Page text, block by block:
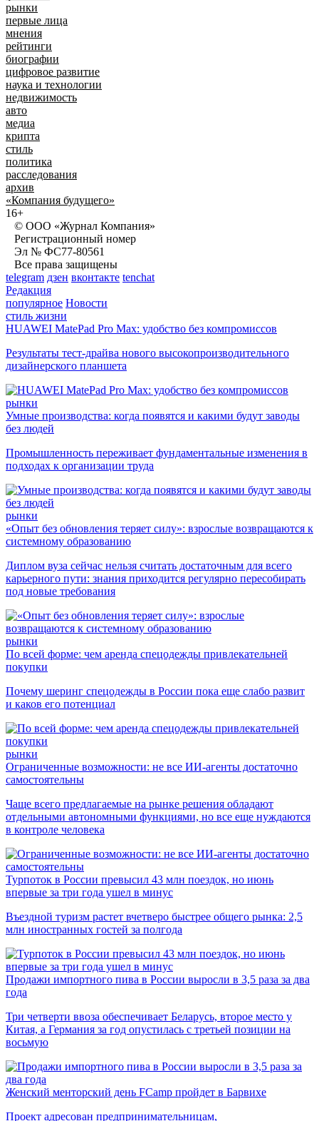
рынки
первые лица
мнения
рейтинги
биографии
цифровое развитие
наука и технологии
недвижимость
авто
медиа
крипта
стиль
политика
расследования
архив
«Компания будущего»
16+
© ООО «Журнал Компания»
Регистрационный номер
Эл № ФС77-80561
Все права защищены
telegram дзен вконтакте tenchat
Редакция
популярное Новости
стиль жизни
HUAWEI MatePad Pro Max: удобство без компромиссов
Результаты тест-драйва нового высокопроизводительного
дизайнерского планшета
рынки
Умные производства: когда появятся и какими будут заводы
без людей
Промышленность переживает фундаментальные изменения в
подходах к организации труда
рынки
«Опыт без обновления теряет силу»: взрослые возвращаются к
системному образованию
Диплом вуза сейчас нельзя считать достаточным для всего
карьерного пути: знания приходится регулярно пересобирать
под новые требования
рынки
По всей форме: чем аренда спецодежды привлекательней
покупки
Почему шеринг спецодежды в России пока еще слабо развит
и каков его потенциал
рынки
Ограниченные возможности: не все ИИ-агенты достаточно
самостоятельны
Чаще всего предлагаемые на рынке решения обладают
отдельными автономными функциями, но все еще нуждаются
в контроле человека
Турпоток в России превысил 43 млн поездок, но июнь
впервые за три года ушел в минус
Въездной туризм растет вчетверо быстрее общего рынка: 2,5
млн иностранных гостей за полгода
Продажи импортного пива в России выросли в 3,5 раза за два
года
Три четверти ввоза обеспечивает Беларусь, второе место у
Китая, а Германия за год опустилась с третьей позиции на
восьмую
Женский менторский день FCamp пройдет в Барвихе
Проект адресован предпринимательницам,